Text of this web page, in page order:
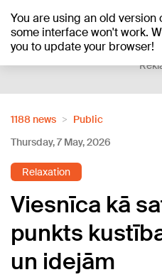
You are using an old version
some interface won't work.
you to update your browser!
+26°C
1188 news
Public
Thursday, 7 May, 2026
Relaxation
Viesnīca kā
punkts
un idejām